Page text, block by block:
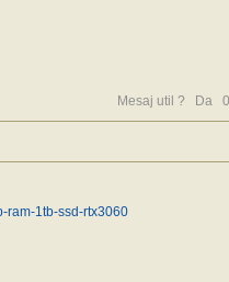
Mesaj util ? Da 0
ram-1tb-ssd-rtx3060